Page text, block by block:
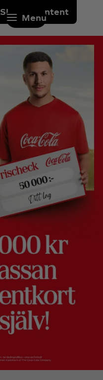
Skip to content
Menu